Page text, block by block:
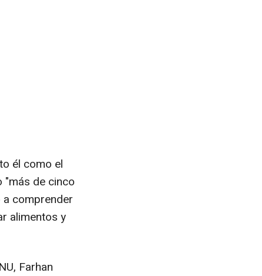
él como el
"más de cinco
a comprender
alimentos y
Farhan